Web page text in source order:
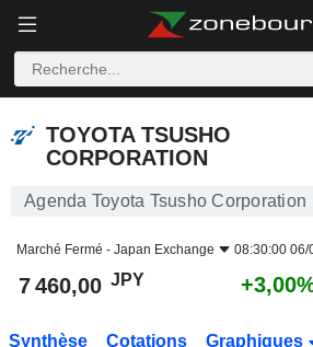
TOYOTA TSUSHO CORPORATION
TOYOTA TSUSHO
CORPORATION
Agenda Toyota Tsusho Corporation
Marché Fermé - Japan Exchange 08:30:00 06/
7 460,00 JPY
Synthèse Cotations Graphiques